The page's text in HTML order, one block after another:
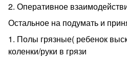
2. Оперативное
Остальное на подумать и
1. Полы грязные( ребенок
коленки/руки в грязи